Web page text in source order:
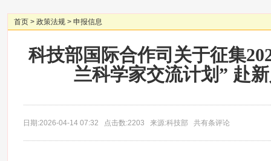
首页 > 政策法规 > 申报信息
科技部国际合作司关于征集
兰科学家交流计划” 赴
日期:2026-04-14 07:32 点击数:2203 来源:科技部 共有条评论